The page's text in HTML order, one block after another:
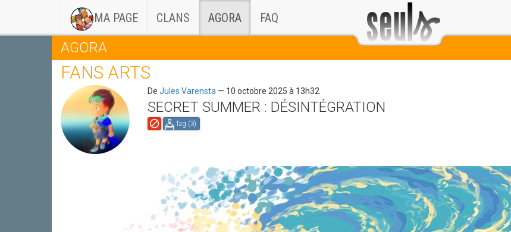
MA PAGE CLANS (CURRENT)
AGORA FAQ
AGORA
FANS ARTS
DeJules Varensta — 10 octobre 2025 à 13h32
SECRET SUMMER : DÉSINTÉGRATION
Tag (3)